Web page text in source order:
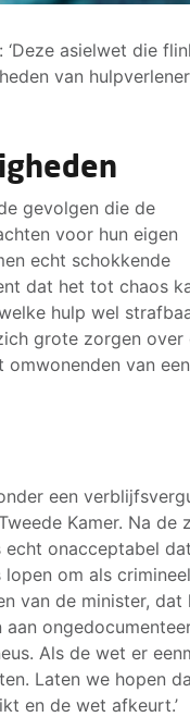
asielwet die
van
gevolgen die de
voor hun eigen
echt schokkende
dat het tot chaos
hulp wel
grote zorgen over
van een
een
Kamer. Na de
echt onacceptabel
lopen om als crimineel
van de minister, dat
Als de wet er
Laten we hopen
en de wet afkeurt.’